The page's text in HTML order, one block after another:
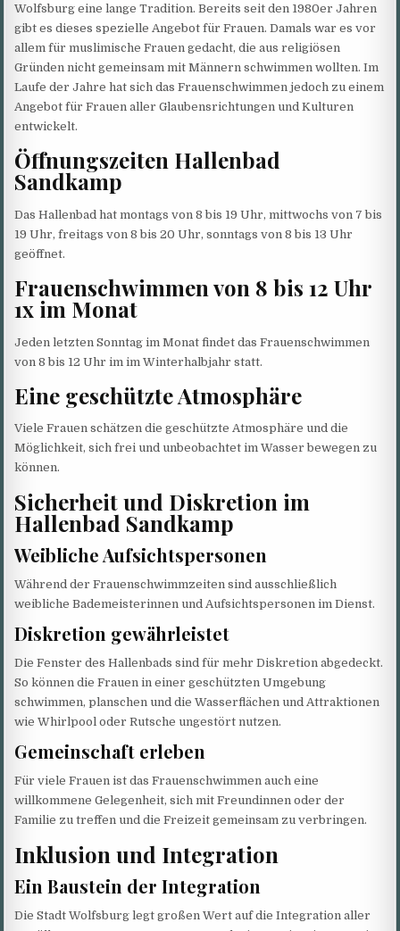
Wolfsburg eine lange Tradition. Bereits seit den 1980er Jahren
gibt es dieses spezielle Angebot für Frauen. Damals war es vor
allem für muslimische Frauen gedacht, die aus religiösen
Gründen nicht gemeinsam mit Männern schwimmen wollten. Im
Laufe der Jahre hat sich das Frauenschwimmen jedoch zu einem
Angebot für Frauen aller Glaubensrichtungen und Kulturen
entwickelt.
Öffnungszeiten Hallenbad
Sandkamp
Das Hallenbad hat montags von 8 bis 19 Uhr, mittwochs von 7 bis
19 Uhr, freitags von 8 bis 20 Uhr, sonntags von 8 bis 13 Uhr
geöffnet.
Frauenschwimmen von 8 bis 12 Uhr
1x im Monat
Jeden letzten Sonntag im Monat findet das Frauenschwimmen
von 8 bis 12 Uhr im im Winterhalbjahr statt.
Eine geschützte Atmosphäre
Viele Frauen schätzen die geschützte Atmosphäre und die
Möglichkeit, sich frei und unbeobachtet im Wasser bewegen zu
können.
Sicherheit und Diskretion im
Hallenbad Sandkamp
Weibliche Aufsichtspersonen
Während der Frauenschwimmzeiten sind ausschließlich
weibliche Bademeisterinnen und Aufsichtspersonen im Dienst.
Diskretion gewährleistet
Die Fenster des Hallenbads sind für mehr Diskretion abgedeckt.
So können die Frauen in einer geschützten Umgebung
schwimmen, planschen und die Wasserflächen und Attraktionen
wie Whirlpool oder Rutsche ungestört nutzen.
Gemeinschaft erleben
Für viele Frauen ist das Frauenschwimmen auch eine
willkommene Gelegenheit, sich mit Freundinnen oder der
Familie zu treffen und die Freizeit gemeinsam zu verbringen.
Inklusion und Integration
Ein Baustein der Integration
Die Stadt Wolfsburg legt großen Wert auf die Integration aller